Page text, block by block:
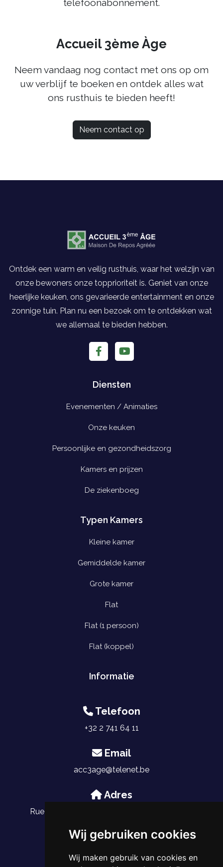
Wij gebruiken cookies
Wij maken gebruik van cookies en
telefoonabonnement.
Accueil 3ème Àge
Neem vandaag nog contact met ons op om
uw verblijf te boeken en ontdek alles wat
ons rusthuis te bieden heeft!
Neem contact op
Ontdek een warm en veilig rusthuis, waar het welzijn van
onze bewoners onze topprioriteit is. Geniet van onze
heerlijke keuken, ons gevarieerde entertainment en onze
zonnige tuin. Plan nu een bezoek om te ontdekken wat
we allemaal te bieden hebben.
Diensten
Evenementen / Animaties
Onze keuken
Persoonlijke en gezondheidszorg
Kamers en prijzen
De ziekenboeg
Typen Kamers
Kleine kamer
Gemiddelde kamer
Grote kamer
Flat
Flat (1 persoon)
Flat (koppel)
Informatie
Telefoon
+32 2 741 64 11
Email
acc3age@telenet.be
Adres
Rue du Saphir 27, 1030 Schaerbeek, Belgique